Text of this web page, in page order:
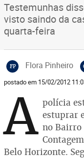
Testemunhas
visto saindo da
quarta-feira
FP Flora Pinheiro
postado em 15/02/2012
A polícia
estuprar
no Bairro
Belo Horizonte.